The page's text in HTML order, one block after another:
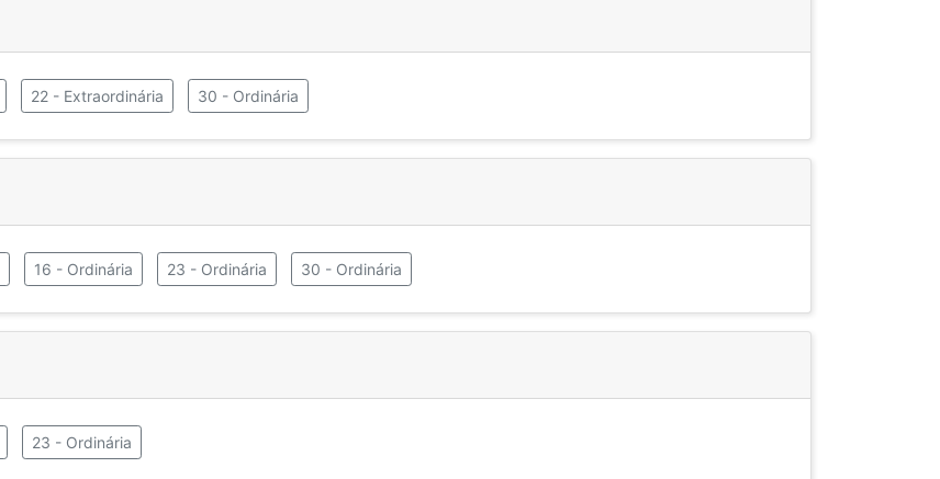
22 - Extraordinária 30 - Ordinária
16 - Ordinária 23 - Ordinária 30 - Ordinária
23 - Ordinária